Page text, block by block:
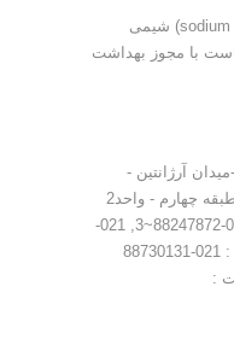
سدیم بنزوات خوراکی (sodium benzoate) شیمی
با مجوز بهداشت
آرژانتین -
ابتدای بخارست - ساختمان طلا - طبقه چهارم - واحد2
موبایل : 09120194537 تلفن : 021-88247872~3, 021-
88736225, 021-88731256 فکس : 021-88730131
سایت :